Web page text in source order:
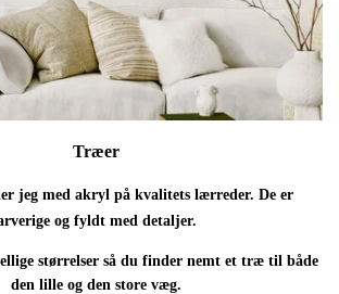
FIRKANTET
Træer
jeg med akryl på kvalitets lærreder. De er
og fyldt med detaljer.
størrelser så du finder nemt et træ til både
den lille og den store væg.